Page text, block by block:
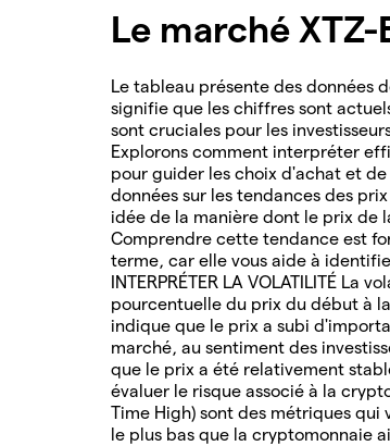
Le marché XTZ-
Le tableau présente des données
signifie que les chiffres sont
sont cruciales pour les
Explorons comment interpréter
pour guider les choix d'achat et de
données sur les tendances des
idée de la manière dont le prix de
Comprendre cette tendance est
terme, car elle vous aide à
INTERPRÉTER LA VOLATILITÉ
pourcentuelle du prix du début à
indique que le prix a subi
marché, au sentiment des
que le prix a été relativement
évaluer le risque associé à la
Time High) sont des métriques
le plus bas que la cryptomonnaie